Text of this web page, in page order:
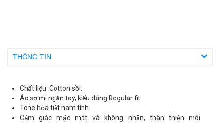
THÔNG TIN
Chất liệu: Cotton sồi.
Áo sơ mi ngắn tay, kiểu dáng Regular fit.
Tone họa tiết nam tính.
Cảm giác mặc mát và không nhăn, thân thiện môi